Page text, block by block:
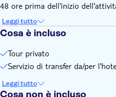
48 ore prima dell'inizio
Leggi tutto
Cosa è incluso
Tour privato
Servizio di transfer da/per
Leggi tutto
Cosa non è incluso